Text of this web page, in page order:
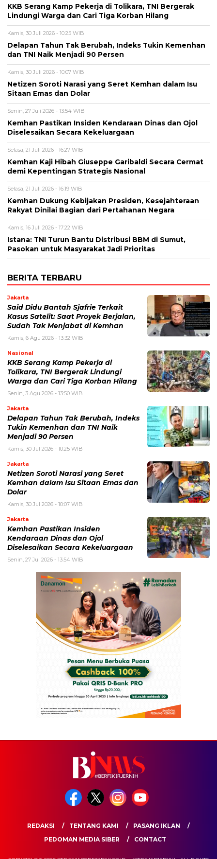
KKB Serang Kamp Pekerja di Tolikara, TNI Bergerak
Lindungi Warga dan Cari Tiga Korban Hilang
Kamis, 30 Juli 2026 - 10:25 WIB
Delapan Tahun Tak Berubah, Indeks Tukin Kemenhan
dan TNI Naik Menjadi 90 Persen
Kamis, 30 Juli 2026 - 10:07 WIB
Netizen Soroti Narasi yang Seret Kemhan dalam Isu
Sitaan Emas dan Dolar
Senin, 27 Juli 2026 - 13:54 WIB
Kemhan Pastikan Insiden Kendaraan Dinas dan Ojol
Diselesaikan Secara Kekeluargaan
Selasa, 21 Juli 2026 - 16:27 WIB
Kemhan Kaji Hibah Giuseppe Garibaldi Secara Cermat
demi Kepentingan Strategis Nasional
Selasa, 21 Juli 2026 - 16:19 WIB
Kemhan Dukung Kebijakan Presiden, Kesejahteraan
Rakyat Dinilai Bagian dari Pertahanan Negara
Kamis, 16 Juli 2026 - 17:22 WIB
Istana: TNI Turun Bantu Distribusi BBM di Sumut,
Pasokan untuk Masyarakat Jadi Prioritas
BERITA TERBARU
Jakarta
Said Didu Bantah Sjafrie Terkait
Kasus Satelit: Saat Proyek Berjalan,
Sudah Tak Menjabat di Kemhan
Kamis, 6 Agu 2026 - 13:32 WIB
Nasional
KKB Serang Kamp Pekerja di
Tolikara, TNI Bergerak Lindungi
Warga dan Cari Tiga Korban Hilang
Senin, 3 Agu 2026 - 13:50 WIB
Jakarta
Delapan Tahun Tak Berubah, Indeks
Tukin Kemenhan dan TNI Naik
Menjadi 90 Persen
Kamis, 30 Jul 2026 - 10:25 WIB
Jakarta
Netizen Soroti Narasi yang Seret
Kemhan dalam Isu Sitaan Emas dan
Dolar
Kamis, 30 Jul 2026 - 10:07 WIB
Jakarta
Kemhan Pastikan Insiden
Kendaraan Dinas dan Ojol
Diselesaikan Secara Kekeluargaan
Senin, 27 Jul 2026 - 13:54 WIB
REDAKSI TENTANG KAMI
PASANG IKLAN
PEDOMAN MEDIA SIBER
CONTACT